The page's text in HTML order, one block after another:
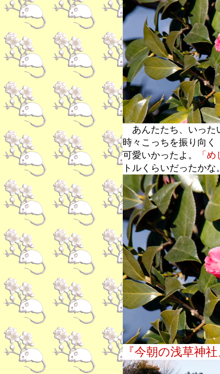
あんたたち、いった
時々こっちを振り向く
可愛いかったよ。
「
トルくらいだったかな
『今朝の浅草神社